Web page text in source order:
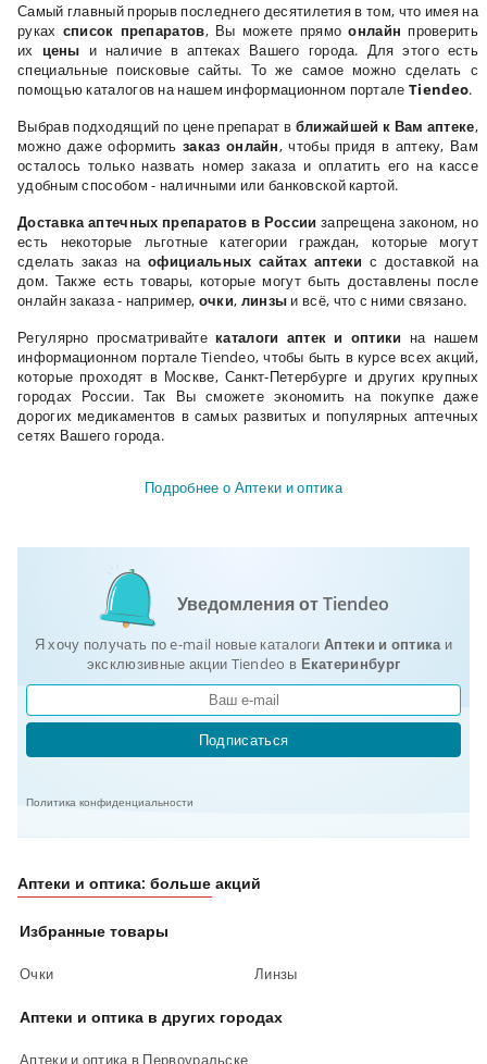
Самый главный прорыв последнего десятилетия в том, что имея на
руках список препаратов, Вы можете прямоонлайн проверить
их цены и наличие в аптеках Вашего города. Для этого есть
специальные поисковые сайты. То же самое можно сделать с
помощью каталогов на нашем информационном портале Tiendeo.
Выбрав подходящий по цене препарат в ближайшей к Вам аптеке,
можно даже оформитьзаказ онлайн, чтобы придя в аптеку, Вам
осталось только назвать номер заказа и оплатить его на кассе
удобным способом - наличными или банковской картой.
Доставка аптечных препаратов в России запрещена законом, но
есть некоторые льготные категории граждан, которые могут
сделать заказ наофициальных сайтах аптеки с доставкой на
дом. Также есть товары, которые могут быть доставлены после
онлайн заказа - например, очки, линзы и всё, что с ними связано.
Регулярно просматривайте каталоги аптек и оптики на нашем
информационном портале Tiendeo, чтобы быть в курсе всех акций,
которые проходят в Москве, Санкт-Петербурге и других крупных
городах России. Так Вы сможете экономить на покупке даже
дорогих медикаментов в самых развитых и популярных аптечных
сетях Вашего города.
Подробнее о Аптеки и оптика
Уведомления от Tiendeo
Я хочу получать по e-mail новые каталогиАптеки и оптикаи
эксклюзивные акции Tiendeo в Екатеринбург
Подписаться
Политика конфиденциальности
Аптеки и оптика: больше акций
Избранные товары
Очки Линзы
Аптеки и оптика в других городах
Аптеки и оптика в Первоуральске